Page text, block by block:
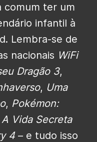
comum ter um
infantil à
Lembra-se de
nacionais WiFi
Dragão 3,
, Uma
, Pokémon:
Vida Secreta
4– e tudo isso